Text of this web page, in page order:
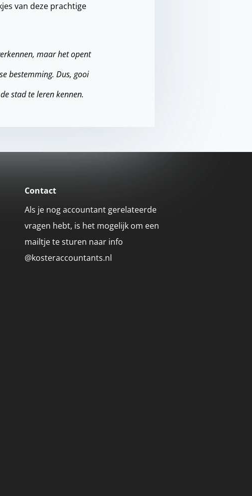
van deze prachtige
maar het opent
bestemming. Dus, gooi
stad te leren kennen.
Contact
Als je nog accountant gerelateerde
vragen hebt, is het mogelijk om een
mailtje te sturen naar info
@kosteraccountants.nl